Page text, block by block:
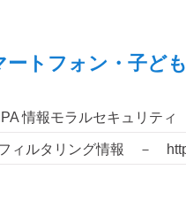
ートフォン・子ど
IPA 情報モラルセキュリテ
ィルタリング情報 －